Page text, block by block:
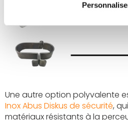
Une autre option polyvalente
Inox Abus Diskus de sécurité,
matériaux résistants à la